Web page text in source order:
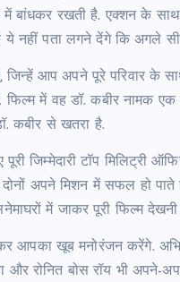
में बांधकर रखती है. एक्शन के
नहीं पता लगने देंगे कि अगले
आप अपने पूरे परिवार के
फिल्म में वह डॉ. कबीर नामक
कबीर से खतरा है.
जिम्मेदारी टॉप मिलिट्री
अपने मिशन में सफल हो पाते
में जाकर पूरी फिल्म देखनी
आपका खूब मनोरंजन करेंगे.
और रोनित बोस रॉय भी